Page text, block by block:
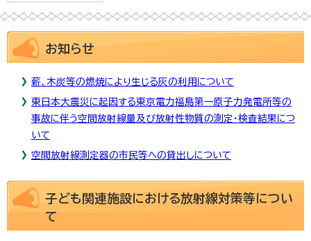
お知らせ
薪、木炭等の燃焼により生じる灰の利用について
東日本大震災に起因する東京電力福島第一原子力発電所等の
事故に伴う空間放射線量及び放射性物質の測定・検査結果につ
いて
空間放射線測定器の市民等への貸出しについて
子ども関連施設における放射線対策等につい
て